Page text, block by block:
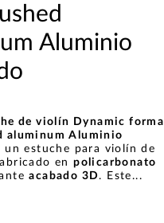
Aluminio
de violín Dynamic forma
aluminum Aluminio
un estuche para violín de
enpolicarbonato
acabado 3D. Este...